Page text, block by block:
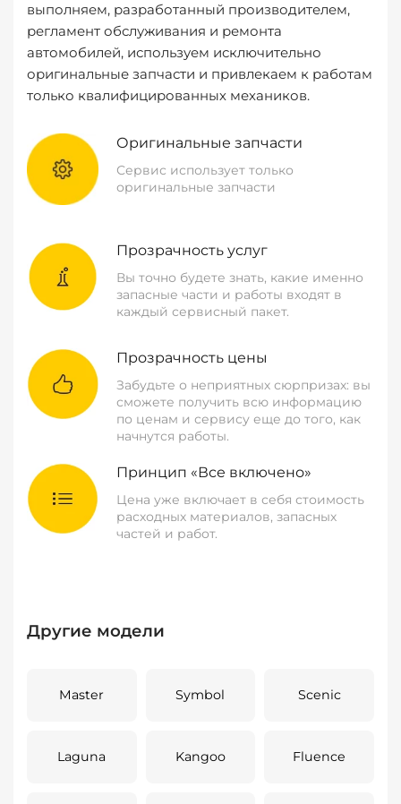
выполняем, разработанный производителем,
регламент обслуживания и ремонта
автомобилей, используем исключительно
оригинальные запчасти и привлекаем к работам
только квалифицированных механиков.
Оригинальные запчасти
Сервис использует только
оригинальные запчасти
Прозрачность услуг
Вы точно будете знать, какие именно
запасные части и работы входят в
каждый сервисный пакет.
Прозрачность цены
Забудьте о неприятных сюрпризах: вы
сможете получить всю информацию
по ценам и сервису еще до того, как
начнутся работы.
Принцип «Все включено»
Цена уже включает в себя стоимость
расходных материалов, запасных
частей и работ.
Другие модели
Master Symbol Scenic
Laguna Kangoo Fluence